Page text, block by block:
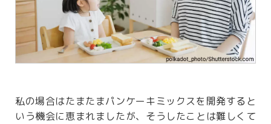
私の場合はたまたまパンケーキミックスを開発すると
いう機会に恵まれましたが、そうしたことは難しくて